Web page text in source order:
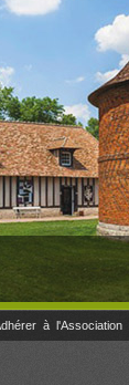
à l'Association